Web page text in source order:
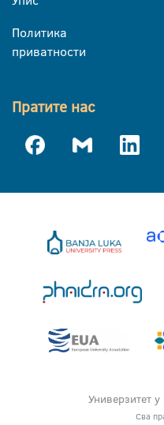
Политика
приватности
Пратите нас
Универзитет
Сва